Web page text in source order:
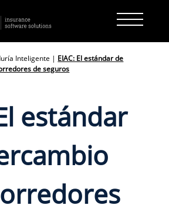
Inteligente | EIAC: El estándar de
de seguros
estándar